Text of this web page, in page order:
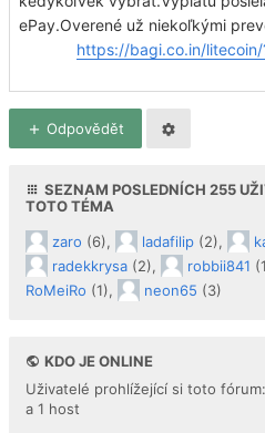
ePay.Overené už niekoľkými
https://bagi.co.in/litecoin/
Odpovědět
SEZNAM POSLEDNÍCH 255
TOTO TÉMA
zaro (6), ladafilip (2),
radekkrysa (2), robbii841
RoMeiRo (1), neon65 (3)
KDO JE ONLINE
Uživatelé prohlížející si toto
a 1 host